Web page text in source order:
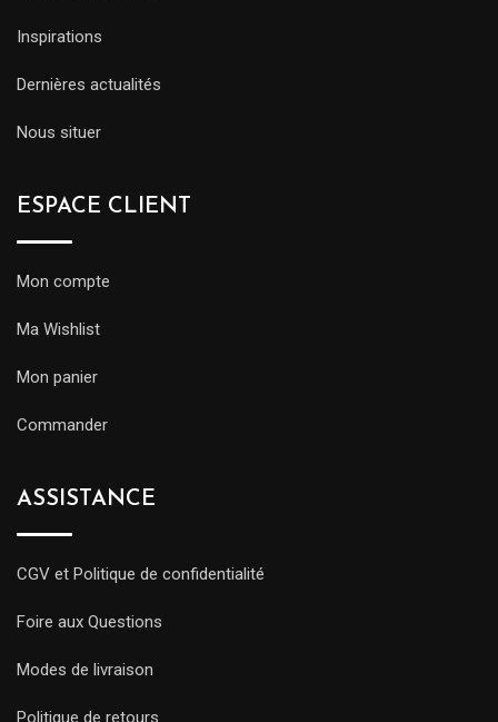
Inspirations
Dernières actualités
Nous situer
ESPACE CLIENT
Mon compte
Ma Wishlist
Mon panier
Commander
ASSISTANCE
CGV et Politique de confidentialité
Foire aux Questions
Modes de livraison
Politique de retours